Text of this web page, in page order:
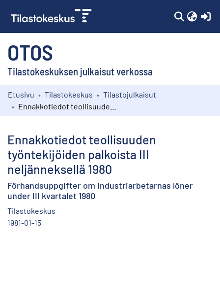
OTOS
Tilastokeskuksen julkaisut verkossa
Kokoelmat
Etusivu Tilastokeskus
Tilastojulkaisut
Ennakkotiedot teollisuuden
työntekijöiden palkoista III
neljänneksellä 1980
Förhandsuppgifter om industriarbetarnas löner
under III kvartalet 1980
Tilastokeskus
1981-01-15